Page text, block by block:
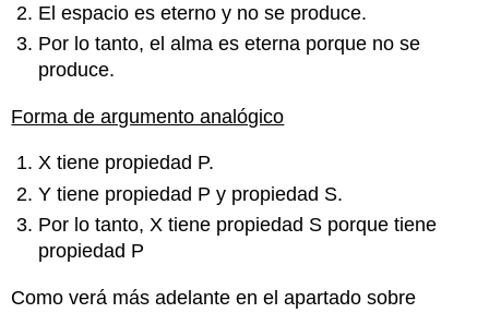
El espacio es eterno y no se produce.
Por lo tanto, el alma es eterna porque no se
produce.
Forma de argumento analógico
X tiene propiedad P.
Y tiene propiedad P y propiedad S.
Por lo tanto, X tiene propiedad S porque tiene
propiedad P
Como verá más adelante en el apartado sobre